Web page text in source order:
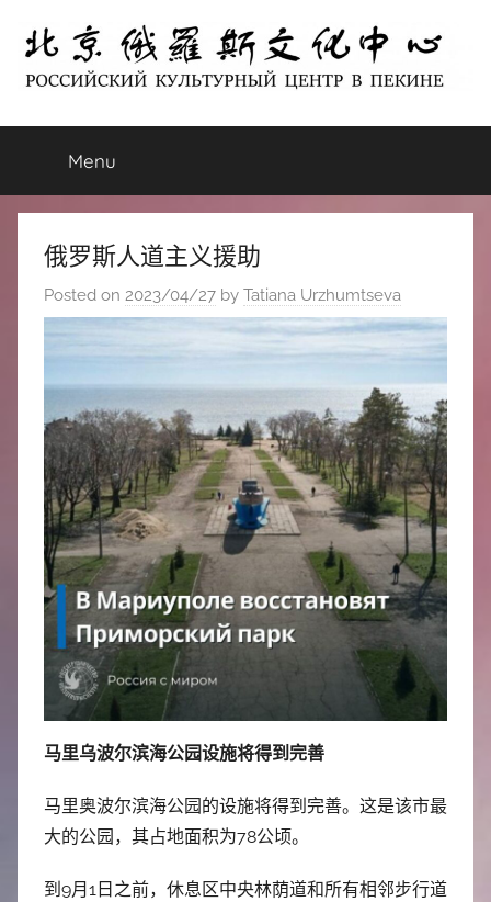
content
北
京
俄
罗
斯
文
化
中
心
В
ПЕКИНЕ
Menu
俄罗斯人道主义援助
Posted on 2023/04/27 by Tatiana Urzhumtseva
马里乌波尔滨海公园设施将得到完善
马里奥波尔滨海公园的设施将得到完善。这是该市最
大的公园，其占地面积为78公顷。
到9月1日之前，休息区中央林荫道和所有相邻步行道